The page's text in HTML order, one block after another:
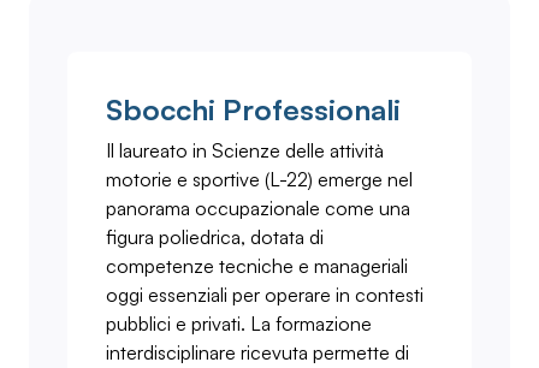
Sbocchi Professionali
Il laureato in Scienze delle attività
motorie e sportive (L-22) emerge nel
panorama occupazionale come una
figura poliedrica, dotata di
competenze tecniche e manageriali
oggi essenziali per operare in contesti
pubblici e privati. La formazione
interdisciplinare ricevuta permette di